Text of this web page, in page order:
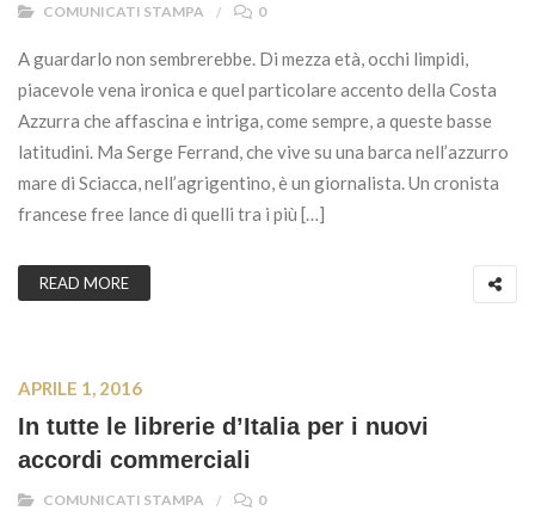
COMUNICATI STAMPA 0
A guardarlo non sembrerebbe. Di mezza età, occhi limpidi,
piacevole vena ironica e quel particolare accento della Costa
Azzurra che affascina e intriga, come sempre, a queste basse
latitudini. Ma Serge Ferrand, che vive su una barca nell’azzurro
mare di Sciacca, nell’agrigentino, è un giornalista. Un cronista
francese free lance di quelli tra i più […]
READ MORE
APRILE 1, 2016
In tutte le librerie d’Italia per i nuovi
accordi commerciali
COMUNICATI STAMPA 0